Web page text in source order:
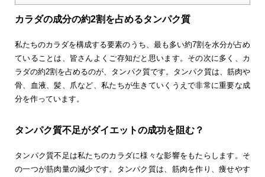
カラダの成分の約2割を占めるタンパク質
私たちのカラダを構成する要素のうち、最も多い約7割を水分が占め
ていることは、皆さんよくご存知だと思います。その次に多く、カ
ラダの約2割を占めるのが、タンパク質です。タンパク質は、筋肉や
骨、血液、髪、爪など、私たちが生きていくうえで非常に重要な成
分を作っています。
タンパク質不足がダイエットの成功を阻む？
タンパク質不足は私たちのカラダに様々な影響をもたらします。そ
の一つが筋肉量の減少です。タンパク質は、筋肉を作り、痩せやす